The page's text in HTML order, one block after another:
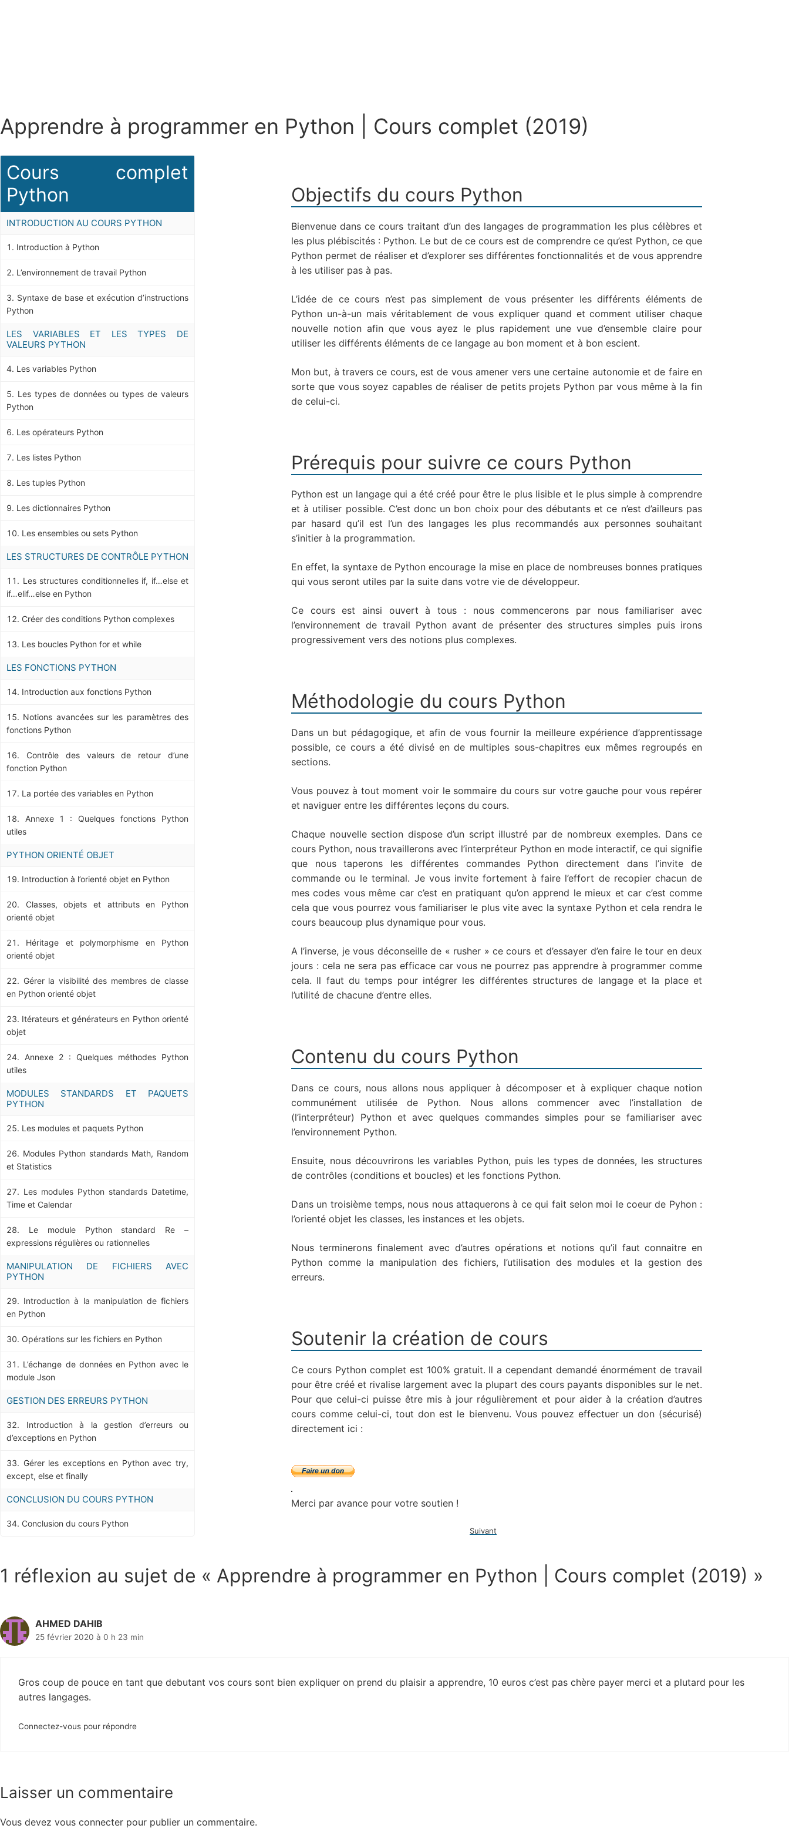
Apprendre à programmer en Python | Cours complet (2019)
Cours complet
Python
INTRODUCTION AU COURS PYTHON
Introduction à Python
L’environnement de travail Python
Syntaxe de base et exécution d’instructions
Python
LES VARIABLES ET LES TYPES DE
VALEURS PYTHON
Les variables Python
Les types de données ou types de valeurs
Python
Les opérateurs Python
Les listes Python
Les tuples Python
Les dictionnaires Python
Les ensembles ou sets Python
LES STRUCTURES DE CONTRÔLE PYTHON
Les structures conditionnelles if, if…else et
if…elif…else en Python
Créer des conditions Python complexes
Les boucles Python for et while
LES FONCTIONS PYTHON
Introduction aux fonctions Python
Notions avancées sur les paramètres des
fonctions Python
Contrôle des valeurs de retour d’une
fonction Python
La portée des variables en Python
Annexe 1 : Quelques fonctions Python
utiles
PYTHON ORIENTÉ OBJET
Introduction à l’orienté objet en Python
Classes, objets et attributs en Python
orienté objet
Héritage et polymorphisme en Python
orienté objet
Gérer la visibilité des membres de classe
en Python orienté objet
Itérateurs et générateurs en Python orienté
objet
Annexe 2 : Quelques méthodes Python
utiles
MODULES STANDARDS ET PAQUETS
PYTHON
Les modules et paquets Python
Modules Python standards Math, Random
et Statistics
Les modules Python standards Datetime,
Time et Calendar
Le module Python standard Re –
expressions régulières ou rationnelles
MANIPULATION DE FICHIERS AVEC
PYTHON
Introduction à la manipulation de fichiers
en Python
Opérations sur les fichiers en Python
L’échange de données en Python avec le
module Json
GESTION DES ERREURS PYTHON
Introduction à la gestion d’erreurs ou
d’exceptions en Python
Gérer les exceptions en Python avec try,
except, else et finally
CONCLUSION DU COURS PYTHON
Conclusion du cours Python
Objectifs du cours Python
Bienvenue dans ce cours traitant d’un des langages de programmation les plus célèbres et
les plus plébiscités : Python. Le but de ce cours est de comprendre ce qu’est Python, ce que
Python permet de réaliser et d’explorer ses différentes fonctionnalités et de vous apprendre
à les utiliser pas à pas.
L’idée de ce cours n’est pas simplement de vous présenter les différents éléments de
Python un-à-un mais véritablement de vous expliquer quand et comment utiliser chaque
nouvelle notion afin que vous ayez le plus rapidement une vue d’ensemble claire pour
utiliser les différents éléments de ce langage au bon moment et à bon escient.
Mon but, à travers ce cours, est de vous amener vers une certaine autonomie et de faire en
sorte que vous soyez capables de réaliser de petits projets Python par vous même à la fin
de celui-ci.
Prérequis pour suivre ce cours Python
Python est un langage qui a été créé pour être le plus lisible et le plus simple à comprendre
et à utiliser possible. C’est donc un bon choix pour des débutants et ce n’est d’ailleurs pas
par hasard qu’il est l’un des langages les plus recommandés aux personnes souhaitant
s’initier à la programmation.
En effet, la syntaxe de Python encourage la mise en place de nombreuses bonnes pratiques
qui vous seront utiles par la suite dans votre vie de développeur.
Ce cours est ainsi ouvert à tous : nous commencerons par nous familiariser avec
l’environnement de travail Python avant de présenter des structures simples puis irons
progressivement vers des notions plus complexes.
Méthodologie du cours Python
Dans un but pédagogique, et afin de vous fournir la meilleure expérience d’apprentissage
possible, ce cours a été divisé en de multiples sous-chapitres eux mêmes regroupés en
sections.
Vous pouvez à tout moment voir le sommaire du cours sur votre gauche pour vous repérer
et naviguer entre les différentes leçons du cours.
Chaque nouvelle section dispose d’un script illustré par de nombreux exemples. Dans ce
cours Python, nous travaillerons avec l’interpréteur Python en mode interactif, ce qui signifie
que nous taperons les différentes commandes Python directement dans l’invite de
commande ou le terminal. Je vous invite fortement à faire l’effort de recopier chacun de
mes codes vous même car c’est en pratiquant qu’on apprend le mieux et car c’est comme
cela que vous pourrez vous familiariser le plus vite avec la syntaxe Python et cela rendra le
cours beaucoup plus dynamique pour vous.
A l’inverse, je vous déconseille de « rusher » ce cours et d’essayer d’en faire le tour en deux
jours : cela ne sera pas efficace car vous ne pourrez pas apprendre à programmer comme
cela. Il faut du temps pour intégrer les différentes structures de langage et la place et
l’utilité de chacune d’entre elles.
Contenu du cours Python
Dans ce cours, nous allons nous appliquer à décomposer et à expliquer chaque notion
communément utilisée de Python. Nous allons commencer avec l’installation de
(l’interpréteur) Python et avec quelques commandes simples pour se familiariser avec
l’environnement Python.
Ensuite, nous découvrirons les variables Python, puis les types de données, les structures
de contrôles (conditions et boucles) et les fonctions Python.
Dans un troisième temps, nous nous attaquerons à ce qui fait selon moi le coeur de Pyhon :
l’orienté objet les classes, les instances et les objets.
Nous terminerons finalement avec d’autres opérations et notions qu’il faut connaitre en
Python comme la manipulation des fichiers, l’utilisation des modules et la gestion des
erreurs.
Soutenir la création de cours
Ce cours Python complet est 100% gratuit. Il a cependant demandé énormément de travail
pour être créé et rivalise largement avec la plupart des cours payants disponibles sur le net.
Pour que celui-ci puisse être mis à jour régulièrement et pour aider à la création d’autres
cours comme celui-ci, tout don est le bienvenu. Vous pouvez effectuer un don (sécurisé)
directement ici :
Merci par avance pour votre soutien !
Suivant
1 réflexion au sujet de « Apprendre à programmer en Python | Cours complet (2019) »
AHMED DAHIB
25 février 2020 à 0 h 23 min
Gros coup de pouce en tant que debutant vos cours sont bien expliquer on prend du plaisir a apprendre, 10 euros c’est pas chère payer merci et a plutard pour les
autres langages.
Connectez-vous pour répondre
Laisser un commentaire
Vous devez vous connecter pour publier un commentaire.